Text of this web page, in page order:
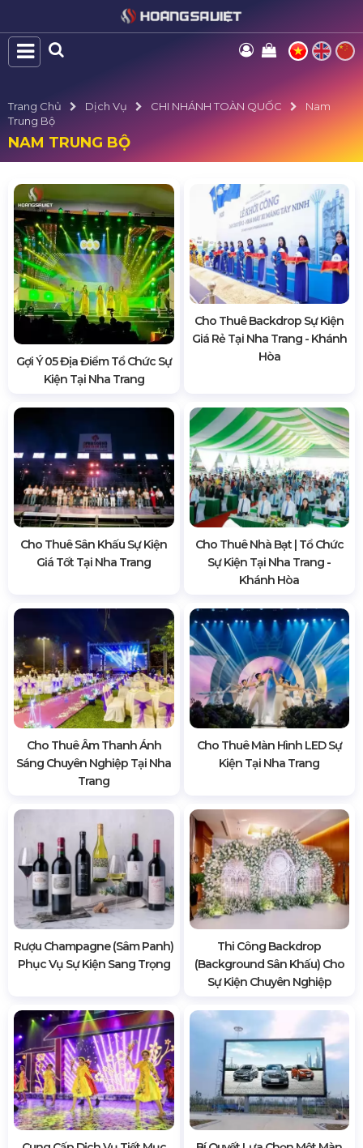
Trang Chủ Dịch Vụ CHI NHÁNH TOÀN QUỐC
Nam
Trung Bộ
NAM TRUNG BỘ
Gợi Ý 05 Địa Điểm Tổ Chức Sự
Kiện Tại Nha Trang
Cho Thuê Backdrop Sự Kiện
Giá Rẻ Tại Nha Trang - Khánh
Hòa
Cho Thuê Sân Khấu Sự Kiện
Giá Tốt Tại Nha Trang
Cho Thuê Nhà Bạt | Tổ Chức
Sự Kiện Tại Nha Trang -
Khánh Hòa
Cho Thuê Âm Thanh Ánh
Sáng Chuyên Nghiệp Tại Nha
Trang
Cho Thuê Màn Hình LED Sự
Kiện Tại Nha Trang
Rượu Champagne (Sâm Panh)
Phục Vụ Sự Kiện Sang Trọng
Thi Công Backdrop
(Background Sân Khấu) Cho
Sự Kiện Chuyên Nghiệp